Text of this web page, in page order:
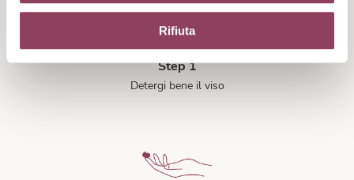
Rifiuta
Step 1
Detergi bene il viso